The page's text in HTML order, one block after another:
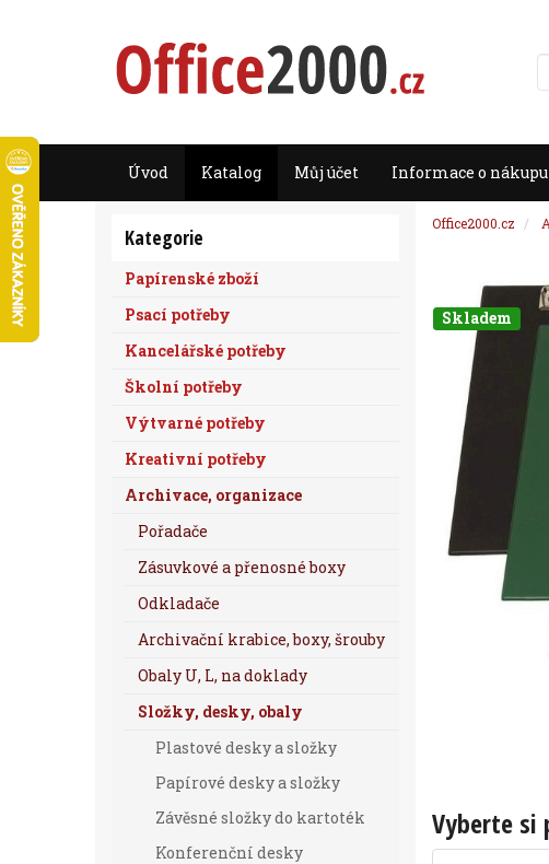
Úvod Katalog Můj účet Informace o nákupu
Office2000.cz
Skladem
Vyberte si
Kategorie
Papírenské zboží
Psací potřeby
Kancelářské potřeby
Školní potřeby
Výtvarné potřeby
Kreativní potřeby
Archivace, organizace
Pořadače
Zásuvkové a přenosné boxy
Odkladače
Archivační krabice, boxy, šrouby
Obaly U, L, na doklady
Složky, desky, obaly
Plastové desky a složky
Papírové desky a složky
Závěsné složky do kartoték
Konferenční desky